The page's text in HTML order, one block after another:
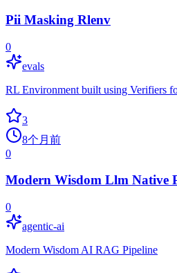
Pii Masking Rlenv
0
evals
RL Environment built using Verifiers
3
8个月前
0
Modern Wisdom Llm Native
0
agentic-ai
Modern Wisdom AI RAG Pipeline